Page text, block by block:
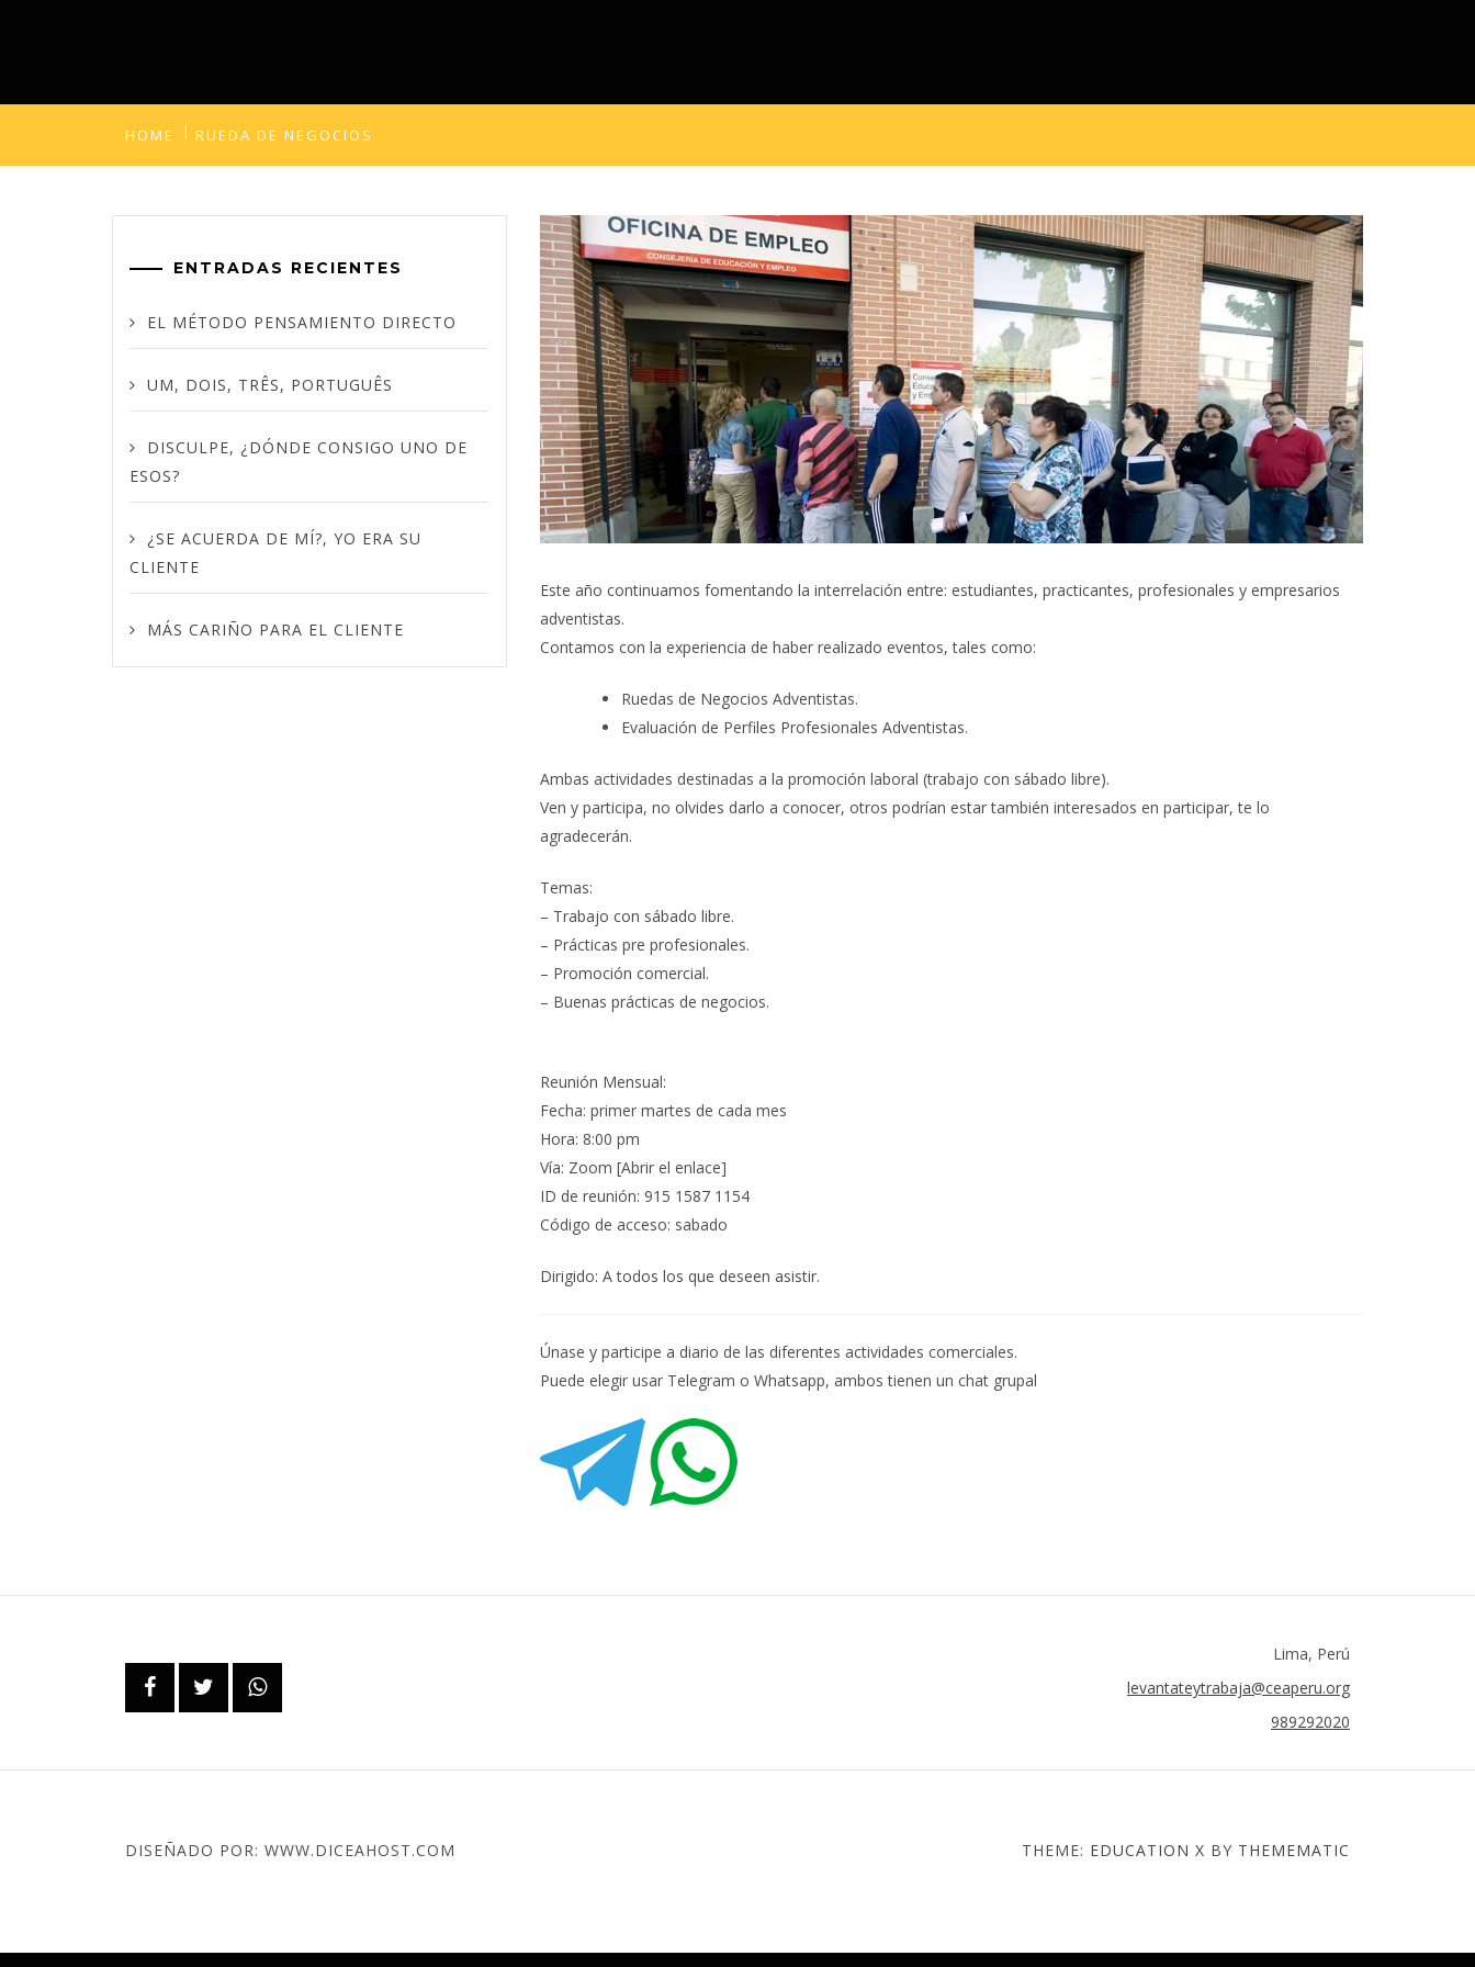
HOME RUEDA DE NEGOCIOS
Este año continuamos fomentando la interrelación entre: estudiantes, practicantes, profesionales y empresarios
adventistas.
Contamos con la experiencia de haber realizado eventos, tales como:
Ruedas de Negocios Adventistas.
Evaluación de Perfiles Profesionales Adventistas.
Ambas actividades destinadas a la promoción laboral (trabajo con sábado libre).
Ven y participa, no olvides darlo a conocer, otros podrían estar también interesados en participar, te lo
agradecerán.
Temas:
– Trabajo con sábado libre.
– Prácticas pre profesionales.
– Promoción comercial.
– Buenas prácticas de negocios.
Reunión Mensual:
Fecha: primer martes de cada mes
Hora: 8:00 pm
Vía: Zoom [Abrir el enlace]
ID de reunión: 915 1587 1154
Código de acceso: sabado
Dirigido: A todos los que deseen asistir.
Únase y participe a diario de las diferentes actividades comerciales.
Puede elegir usar Telegram o Whatsapp, ambos tienen un chat grupal
ENTRADAS RECIENTES
EL MÉTODO PENSAMIENTO DIRECTO
UM, DOIS, TRÊS, PORTUGUÊS
DISCULPE, ¿DÓNDE CONSIGO UNO DE
ESOS?
¿SE ACUERDA DE MÍ?, YO ERA SU
CLIENTE
MÁS CARIÑO PARA EL CLIENTE
Lima, Perú
levantateytrabaja@ceaperu.org
989292020
DISEÑADO POR: WWW.DICEAHOST.COM THEME: EDUCATION X BY THEMEMATIC